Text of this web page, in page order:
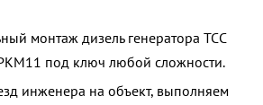
монтаж дизель генератора ТСС
под ключ любой сложности.
инженера на объект, выполняем